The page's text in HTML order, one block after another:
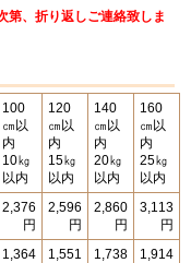
第、折り返しご連絡致しま
100
㎝以
内
10㎏
以内
120
㎝以
内
15㎏
以内
140
㎝以
内
20㎏
以内
160
㎝以
内
25㎏
以内
2,376
円
2,596
円
2,860
円
3,113
円
1,364
1,551
1,738
1,914